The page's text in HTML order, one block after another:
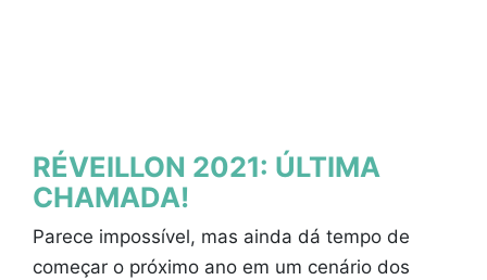
RÉVEILLON 2021: ÚLTIMA
CHAMADA!
Parece impossível, mas ainda dá tempo de
começar o próximo ano em um cenário dos